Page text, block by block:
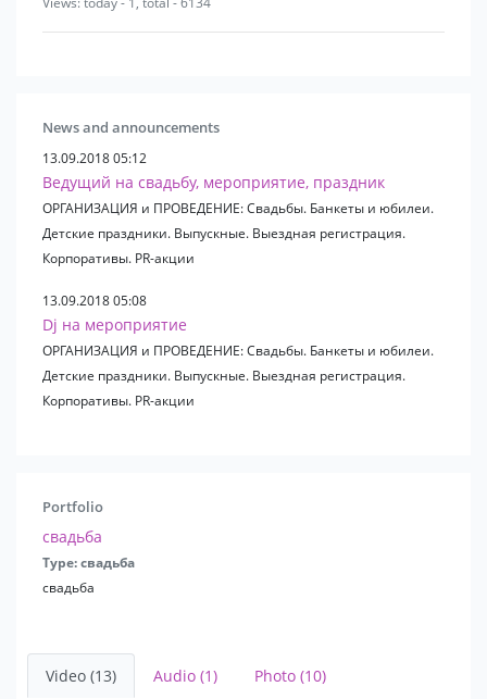
News and announcements
13.09.2018 05:12
Ведущий на свадьбу, мероприятие, праздник
ОРГАНИЗАЦИЯ и ПРОВЕДЕНИЕ: Свадьбы. Банкеты и юбилеи.
Детские праздники. Выпускные. Выездная регистрация.
Корпоративы. PR-акции
13.09.2018 05:08
Dj на мероприятие
ОРГАНИЗАЦИЯ и ПРОВЕДЕНИЕ: Свадьбы. Банкеты и юбилеи.
Детские праздники. Выпускные. Выездная регистрация.
Корпоративы. PR-акции
Portfolio
свадьба
Type: свадьба
свадьба
Video (13) Audio (1) Photo (10)